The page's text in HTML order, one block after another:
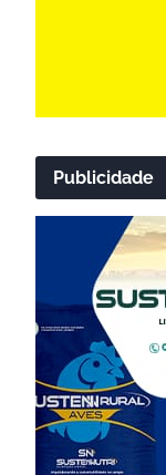
Publicidade